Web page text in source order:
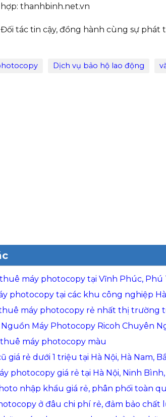
thanhbinh.net.vn
tác tin cậy, đồng hành cùng sự phát
Dịch vụ bảo hộ lao động
thuê máy photocopy tại Vĩnh Phúc,
photocopy tại các khu công nghiệp
thuê máy photocopy rẻ nhất thị trường
Nguồn Máy Photocopy Ricoh Chuyên
máy photocopy màu
giá rẻ dưới 1 triệu tại Hà Nội, Hà Nam,
photocopy giá rẻ tại Hà Nội, Ninh
nhập khẩu giá rẻ, phân phối toàn
ở đâu chi phí rẻ, đảm bảo chất